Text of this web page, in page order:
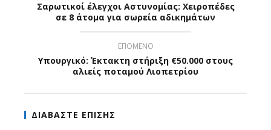
Σαρωτικοί έλεγχοι Αστυνομίας: Χειροπέδες
σε 8 άτομα για σωρεία αδικημάτων
ΕΠΟΜΕΝΟ
Υπουργικό: Έκτακτη στήριξη €50.000 στους
αλιείς ποταμού Λιοπετρίου
ΔΙΑΒΑΣΤΕ ΕΠΙΣΗΣ